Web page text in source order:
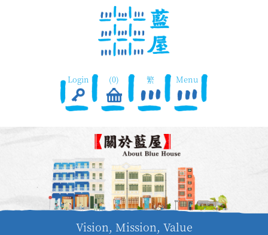
Login (0) 繁 Menu
Vision, Mission, Value